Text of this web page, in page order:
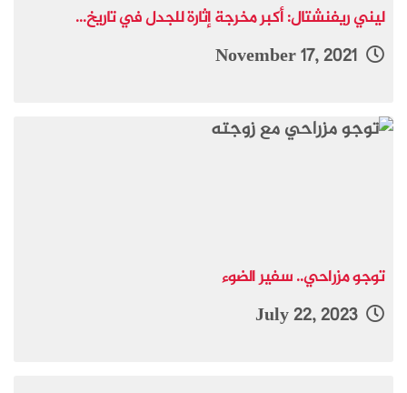
ليني ريفنشتال: أكبر مخرجة إثارة للجدل في تاريخ...
توجو مزراحي.. سفير الضوء
July 22, 2023